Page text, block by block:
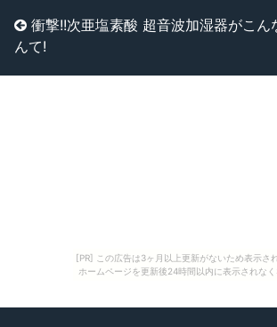
[PR] この広告は3ヶ月以上更新がないため表示さ
ホームページを更新後24時間以内に表示されなく
衝撃!!次亜塩素酸 超音波加湿器がこん
んて!